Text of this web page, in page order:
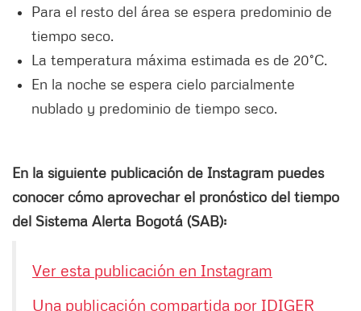
Para el resto del área se espera predominio de
tiempo seco.
La temperatura máxima estimada es de 20°C.
En la noche se espera cielo parcialmente
nublado y predominio de tiempo seco.
En la siguiente publicación de Instagram puedes
conocer cómo aprovechar el pronóstico del tiempo
del Sistema Alerta Bogotá (SAB):
Ver esta publicación en Instagram
Una publicación compartida por IDIGER